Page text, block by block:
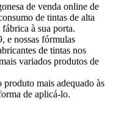
de venda online de
de tintas de alta
à sua porta.
e nossas fórmulas
de tintas nos
variados produtos de
produto mais adequado às
de aplicá-lo.